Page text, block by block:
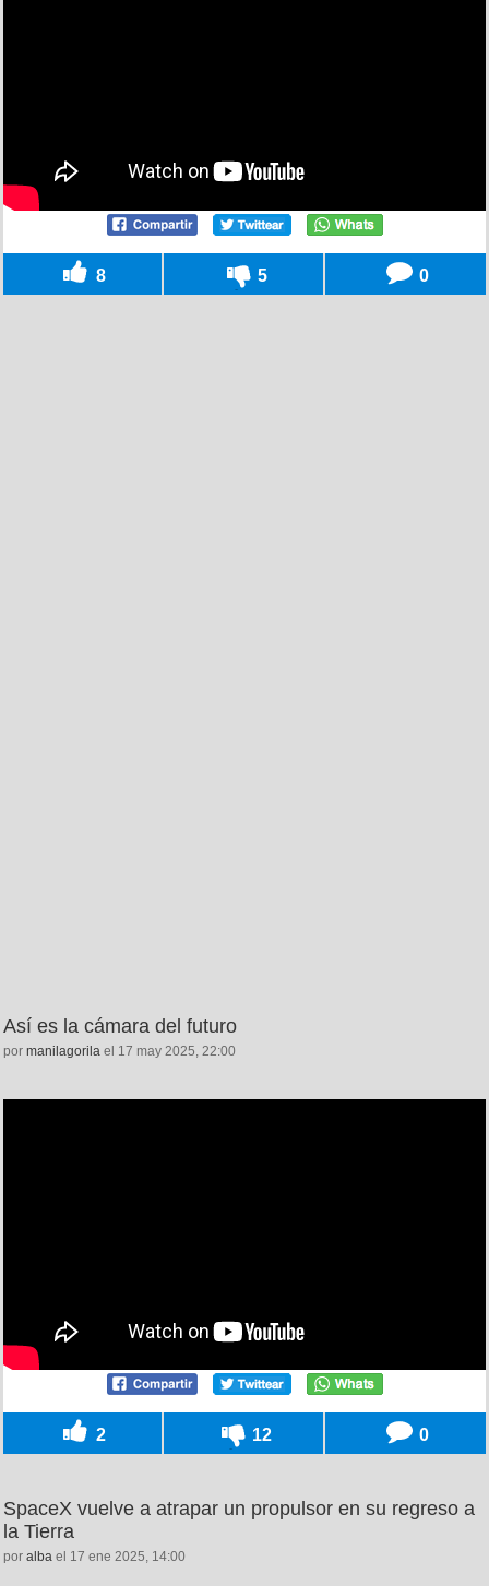
8 5 0
Así es la cámara del futuro
por manilagorila el 17 may 2025, 22:00
2 12 0
SpaceX vuelve a atrapar un propulsor en su regreso a
la Tierra
por alba el 17 ene 2025, 14:00